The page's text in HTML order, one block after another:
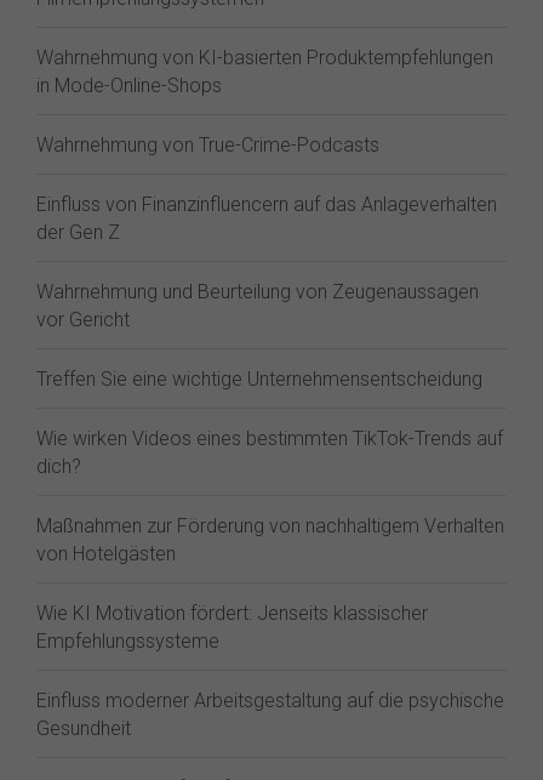
Wahrnehmung von KI-basierten Produktempfehlungen
in Mode-Online-Shops
Wahrnehmung von True-Crime-Podcasts
Einfluss von Finanzinfluencern auf das Anlageverhalten
der Gen Z⁠
Wahrnehmung und Beurteilung von Zeugenaussagen
vor Gericht
Treffen Sie eine wichtige Unternehmensentscheidung
Wie wirken Videos eines bestimmten TikTok-Trends auf
dich?
Maßnahmen zur Förderung von nachhaltigem Verhalten
von Hotelgästen
Wie KI Motivation fördert: Jenseits klassischer
Empfehlungssysteme
Einfluss moderner Arbeitsgestaltung auf die psychische
Gesundheit